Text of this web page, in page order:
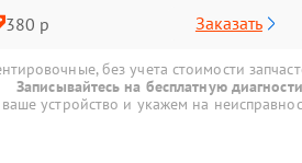
380 р Заказать
без учета стоимости
Записывайтесь на бесплатную
устройство и укажем на